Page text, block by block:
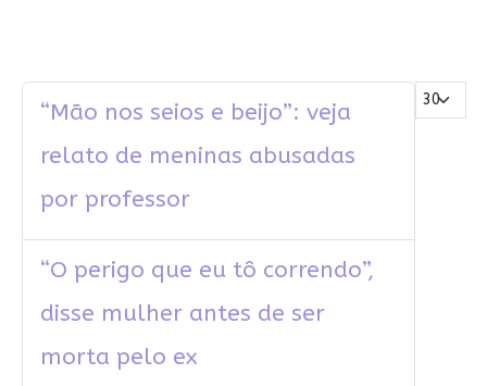
Mostrar #
“Mão nos seios e beijo”: veja
relato de meninas abusadas
por professor
“O perigo que eu tô correndo”,
disse mulher antes de ser
morta pelo ex